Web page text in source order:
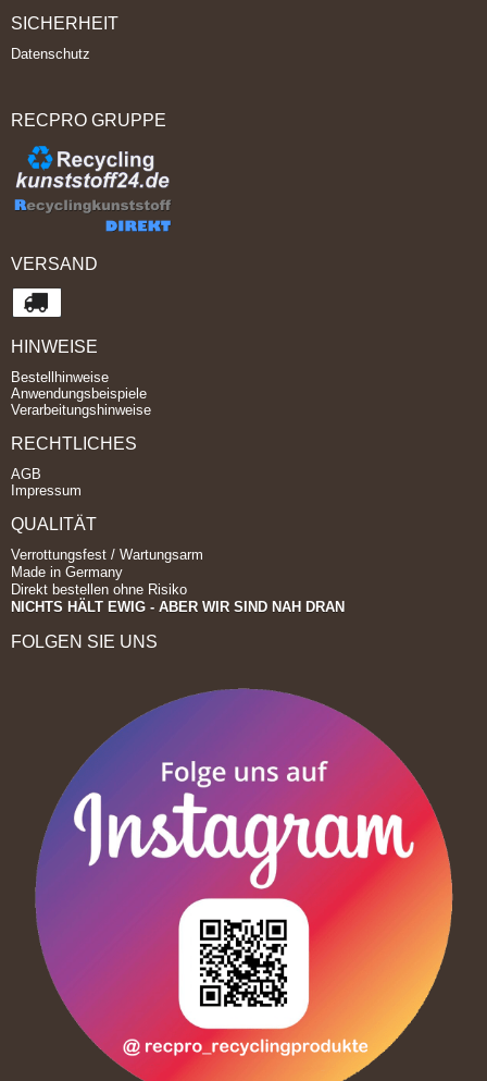
SICHERHEIT
Datenschutz
RECPRO GRUPPE
VERSAND
HINWEISE
Bestellhinweise
Anwendungsbeispiele
Verarbeitungshinweise
RECHTLICHES
AGB
Impressum
QUALITÄT
Verrottungsfest / Wartungsarm
Made in Germany
Direkt bestellen ohne Risiko
NICHTS HÄLT EWIG - ABER WIR SIND NAH DRAN
FOLGEN SIE UNS